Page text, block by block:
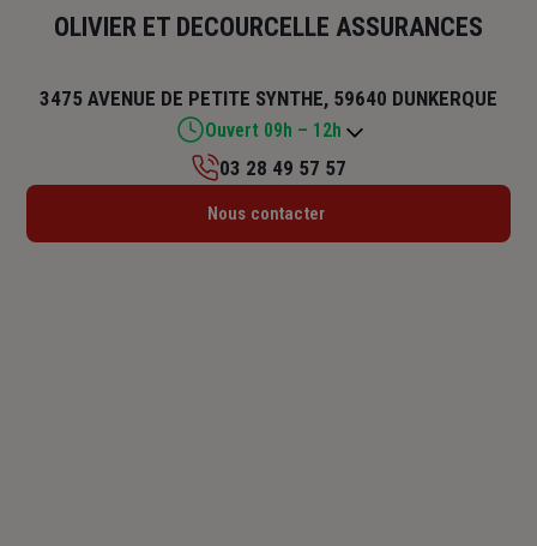
OLIVIER ET DECOURCELLE ASSURANCES
3475 AVENUE DE PETITE SYNTHE, 59640 DUNKERQUE
Ouvert 09h – 12h
Lundi : 09h – 12h
03 28 49 57 57
Nous contacter